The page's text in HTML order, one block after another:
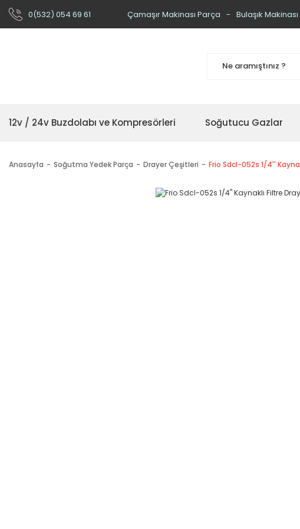
0(532) 054 69 61 Çamaşır Makinası Parça Bulaşık
12v / 24v Buzdolabı ve Kompresörleri Soğutucu Gazlar
Anasayfa Soğutma Yedek Parça Drayer Çeşitleri Frio Sdcl-052s 1/4''